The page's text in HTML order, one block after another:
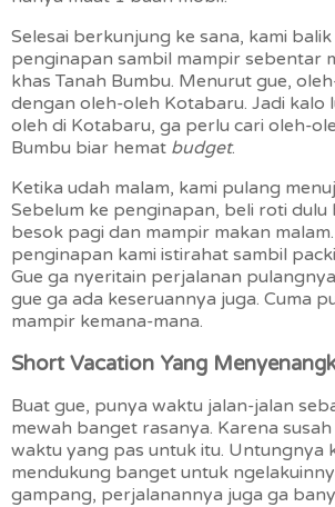
Selesai berkunjung ke sana, kami
penginapan sambil mampir sebentar
khas Tanah Bumbu. Menurut gue,
dengan oleh-oleh Kotabaru. Jadi kalo
oleh di Kotabaru, ga perlu cari oleh-
Bumbu biar hemat budget.
Ketika udah malam, kami pulang
Sebelum ke penginapan, beli roti dulu
besok pagi dan mampir makan
penginapan kami istirahat sambil
Gue ga nyeritain perjalanan
gue ga ada keseruannya juga. Cuma
mampir kemana-mana.
Short Vacation Yang
Buat gue, punya waktu jalan-jalan
mewah banget rasanya. Karena
waktu yang pas untuk itu. Untungnya
mendukung banget untuk
gampang, perjalanannya juga ga